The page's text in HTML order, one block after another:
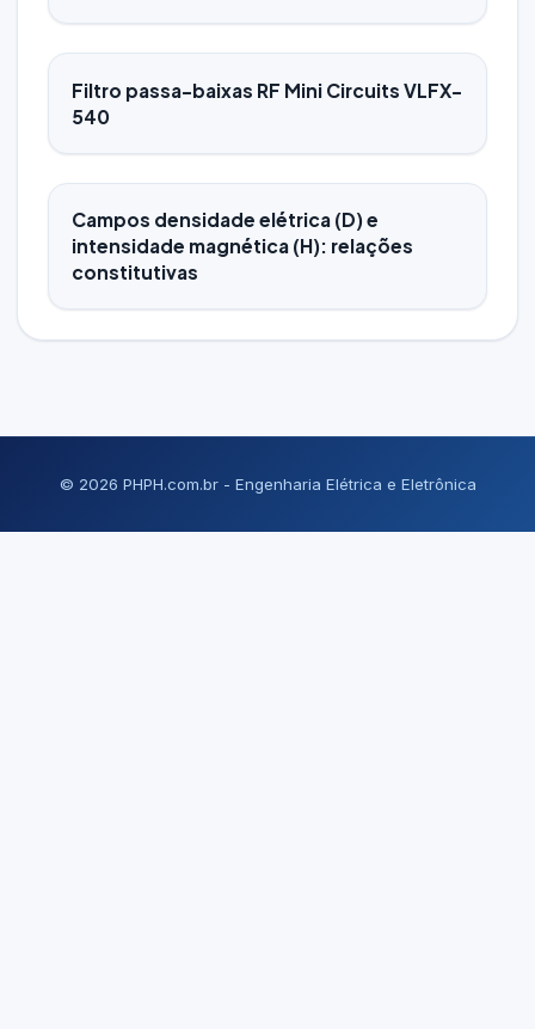
Filtro passa-baixas RF Mini Circuits VLFX-
540
Campos densidade elétrica (D) e
intensidade magnética (H): relações
constitutivas
© 2026 PHPH.com.br - Engenharia Elétrica e Eletrônica